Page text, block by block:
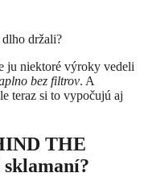
držali?
ju niektoré výroky vedeli
bez filtrov. A
teraz si to vypočujú aj
THE